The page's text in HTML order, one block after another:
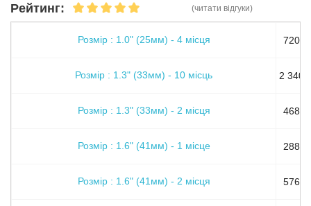
Рейтинг: (читати відгуки)
Розмір : 1.0" (25мм) - 4 місця 720
Розмір : 1.3" (33мм) - 10 місць 2 340
Розмір : 1.3" (33мм) - 2 місця 468
Розмір : 1.6" (41мм) - 1 місце 288
Розмір : 1.6" (41мм) - 2 місця 576